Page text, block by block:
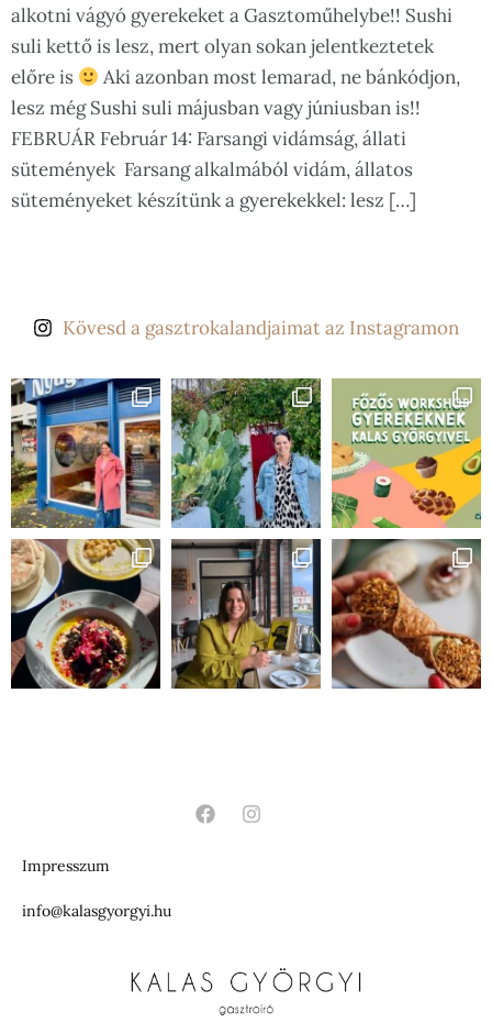
alkotni vágyó gyerekeket a Gasztoműhelybe!! Sushi
suli kettő is lesz, mert olyan sokan jelentkeztetek
előre is
Aki azonban most lemarad, ne bánkódjon,
lesz még Sushi suli májusban vagy júniusban is!!
FEBRUÁR Február 14: Farsangi vidámság, állati
sütemények Farsang alkalmából vidám, állatos
süteményeket készítünk a gyerekekkel: lesz […]
Kövesd a gasztrokalandjaimat az Instagramon
Impresszum
info@kalasgyorgyi.hu